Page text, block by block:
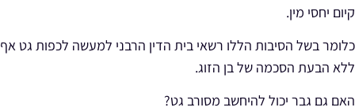
קיום יחסי מין.
כלומר בשל הסיבות הללו רשאי בית הדין הרבני למעשה לכפות גט אף
ללא הבעת הסכמה של בן הזוג.
האם גם גבר יכול להיחשב מסורב גט?